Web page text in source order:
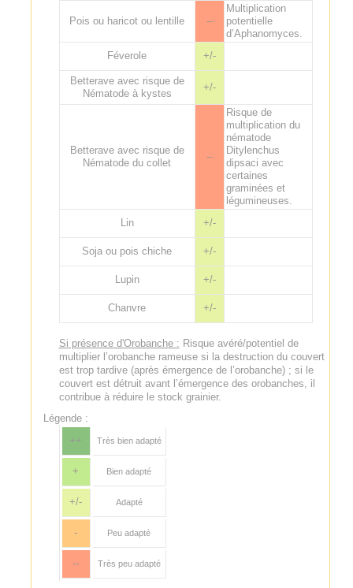
Pois ou haricot ou lentille --
Multiplication
potentielle
d’Aphanomyces.
Féverole
+/-
Betterave avec risque de
Nématode à kystes
+/-
Betterave avec risque de
Nématode du collet
--
Risque de
multiplication du
nématode
Ditylenchus
dipsaci avec
certaines
graminées et
légumineuses.
Lin
+/-
Soja ou pois chiche +/-
Lupin +/-
Chanvre +/-
Si présence d'Orobanche : Risque avéré/potentiel de
multiplier l’orobanche rameuse si la destruction du couvert
est trop tardive (après émergence de l’orobanche) ; si le
couvert est détruit avant l’émergence des orobanches, il
contribue à réduire le stock grainier.
Légende :
++
Très bien adapté
+ Bien adapté
+/- Adapté
- Peu adapté
-- Très peu adapté